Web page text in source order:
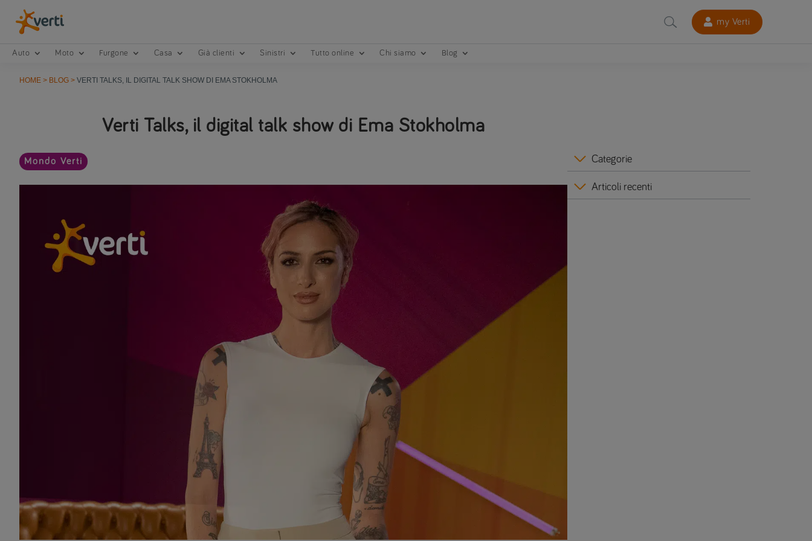
my Verti
Auto Moto Furgone Casa Già clienti Sinistri Tutto online Chi siamo Blog
HOME > BLOG > VERTI TALKS, IL DIGITAL TALK SHOW DI EMA STOKHOLMA
Categorie
Articoli recenti
Verti Talks, il digital talk show di Ema Stokholma
Mondo Verti